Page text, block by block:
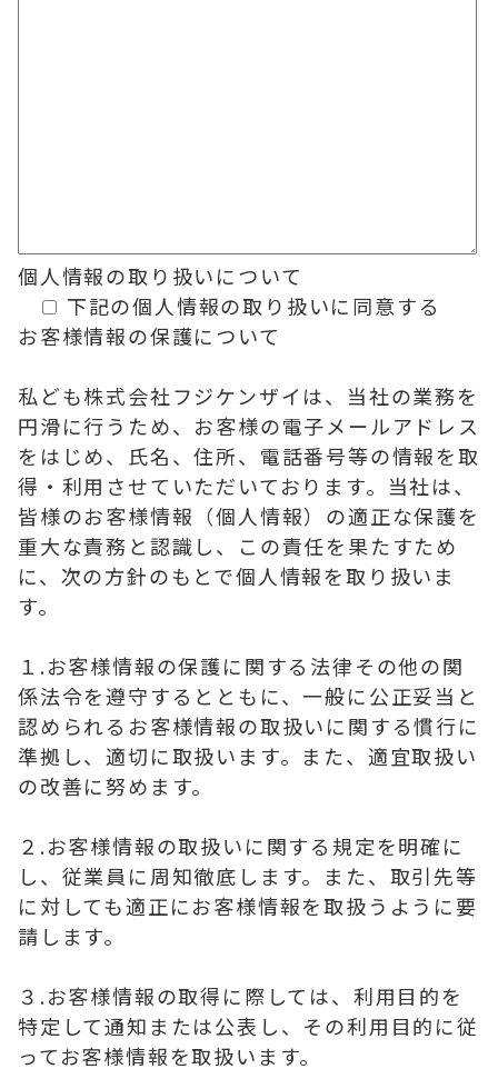
個人情報の取り扱いについて
下記の個人情報の取り扱いに同意する
お客様情報の保護について
私ども株式会社フジケンザイは、当社の業務を
円滑に行うため、お客様の電子メールアドレス
をはじめ、氏名、住所、電話番号等の情報を取
得・利用させていただいております。当社は、
皆様のお客様情報（個人情報）の適正な保護を
重大な責務と認識し、この責任を果たすため
に、次の方針のもとで個人情報を取り扱いま
す。
１.お客様情報の保護に関する法律その他の関
係法令を遵守するとともに、一般に公正妥当と
認められるお客様情報の取扱いに関する慣行に
準拠し、適切に取扱います。また、適宜取扱い
の改善に努めます。
２.お客様情報の取扱いに関する規定を明確に
し、従業員に周知徹底します。また、取引先等
に対しても適正にお客様情報を取扱うように要
請します。
３.お客様情報の取得に際しては、利用目的を
特定して通知または公表し、その利用目的に従
ってお客様情報を取扱います。